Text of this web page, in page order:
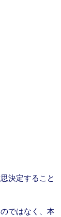
決定すること
ではなく、本